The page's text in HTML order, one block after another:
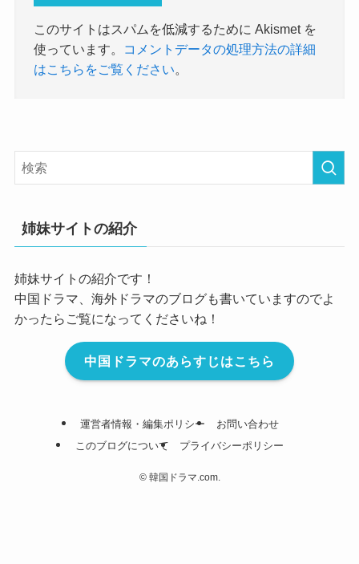
このサイトはスパムを低減するために Akismet を
使っています。
コメントデータの処理方法の詳細
はこちらをご覧ください。
姉妹サイトの紹介
姉妹サイトの紹介です！
中国ドラマ、海外ドラマのブログも書いていますのでよ
かったらご覧になってくださいね！
中国ドラマのあらすじはこちら
運営者情報・編集ポリシー
お問い合わせ
このブログについて
プライバシーポリシー
©韓国ドラマ.com.